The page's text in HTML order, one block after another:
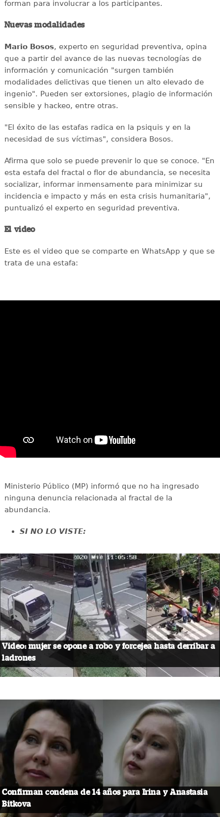
forman para involucrar a los participantes.
Nuevas modalidades
Mario Bosos, experto en seguridad preventiva, opina
que a partir del avance de las nuevas tecnologías de
información y comunicación "surgen también
modalidades delictivas que tienen un alto elevado de
ingenio". Pueden ser extorsiones, plagio de información
sensible y hackeo, entre otras.
"El éxito de las estafas radica en la psiquis y en la
necesidad de sus víctimas", considera Bosos.
Afirma que solo se puede prevenir lo que se conoce. "En
esta estafa del fractal o flor de abundancia, se necesita
socializar, informar inmensamente para minimizar su
incidencia e impacto y más en esta crisis humanitaria",
puntualizó el experto en seguridad preventiva.
El video
Este es el video que se comparte en WhatsApp y que se
trata de una estafa:
Ministerio Público (MP) informó que no ha ingresado
ninguna denuncia relacionada al fractal de la
abundancia.
SI NO LO VISTE:
Video: mujer se opone a robo y forcejea hasta derribar a
ladrones
Confirman condena de 14 años para Irina y Anastasia
Bitkova